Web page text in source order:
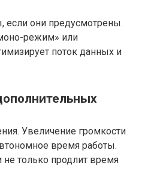
если они предусмотрены.
режим» или
поток данных и
Увеличение громкости
время работы.
только продлит время